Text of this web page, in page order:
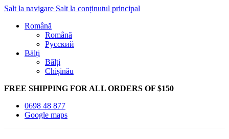
Salt la navigare Salt la conținutul principal
Română
Română
Русский
Bălți
Bălți
Chișinău
FREE SHIPPING FOR ALL ORDERS OF $150
0698 48 877
Google maps